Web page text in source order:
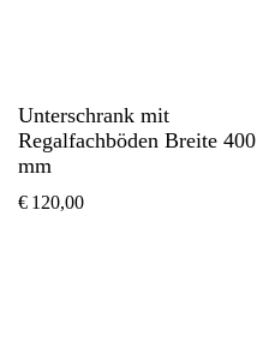
Unterschrank mit
Regalfachböden Breite 400
mm
€ 120,00